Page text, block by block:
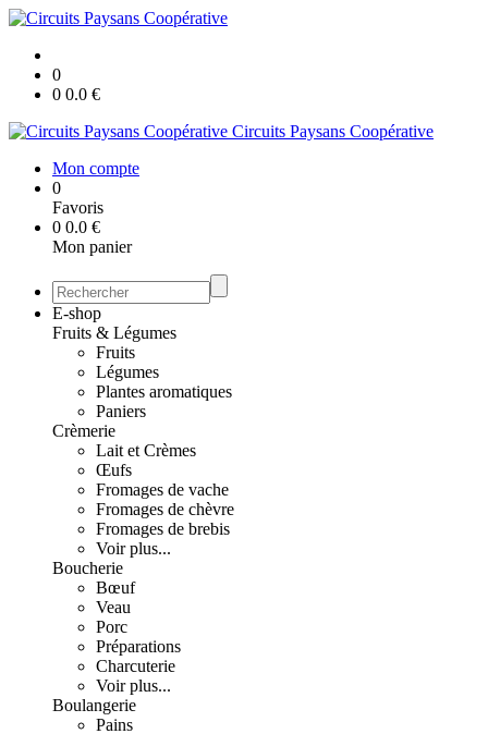
0
0 0.0 €
Circuits Paysans Coopérative
Mon compte
0
Favoris
0 0.0 €
Mon panier
E-shop
Fruits & Légumes
Fruits
Légumes
Plantes aromatiques
Paniers
Crèmerie
Lait et Crèmes
Œufs
Fromages de vache
Fromages de chèvre
Fromages de brebis
Voir plus...
Boucherie
Bœuf
Veau
Porc
Préparations
Charcuterie
Voir plus...
Boulangerie
Pains